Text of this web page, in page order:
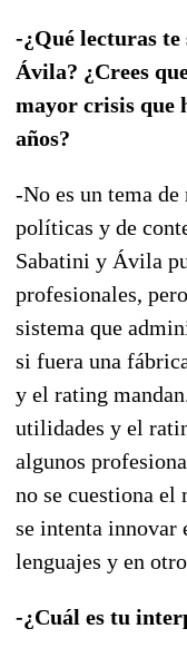
-¿Qué lecturas
Ávila? ¿Crees
mayor crisis que
años?
-No es un tema
políticas y de
Sabatini y Ávila
profesionales,
sistema que
si fuera una
y el rating
utilidades y el
algunos
no se cuestiona
se intenta innovar
lenguajes y en
-¿Cuál es tu